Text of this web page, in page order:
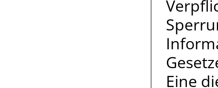
Eine